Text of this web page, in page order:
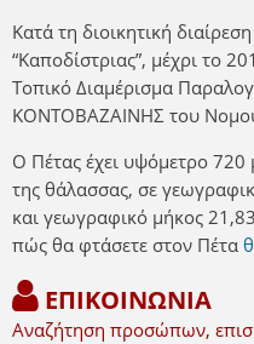
Κατά τη διοικητική
“Καποδίστριας”, μέχρι το
Τοπικό Διαμέρισμα
ΚΟΝΤΟΒΑΖΑΙΝΗΣ του
Ο Πέτας έχει υψόμετρο 720
της θάλασσας, σε
και γεωγραφικό μήκος
πώς θα φτάσετε στον Πέτα
ΕΠΙΚΟΙΝΩΝΙΑ
Αναζήτηση προσώπων,